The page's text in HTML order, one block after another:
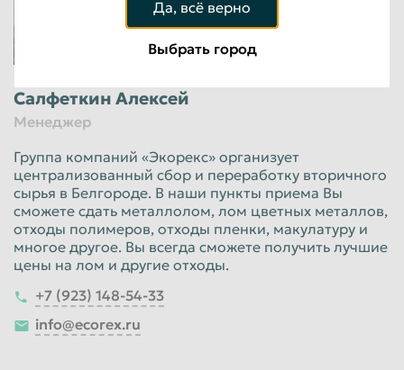
Салфеткин Алексей
Менеджер
Группа компаний «Экорекс» организует
централизованный сбор и переработку вторичного
сырья в Белгороде. В наши пункты приема Вы
сможете сдать металлолом, лом цветных металлов,
отходы полимеров, отходы пленки, макулатуру и
многое другое. Вы всегда сможете получить лучшие
цены на лом и другие отходы.
+7 (923) 148-54-33
info@ecorex.ru
Да, всё верно
Выбрать город